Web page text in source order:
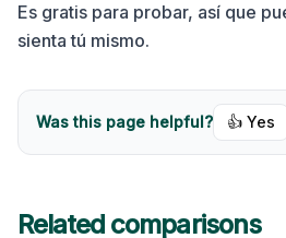
Es gratis para probar, así que
sienta tú mismo.
Was this page helpful? 👍 Yes
Related comparisons